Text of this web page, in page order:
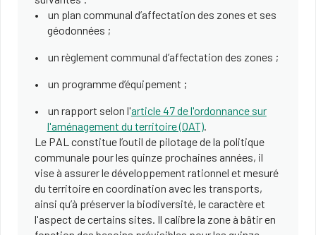
un plan communal d’affectation des zones et ses
géodonnées ;
un règlement communal d’affectation des zones ;
un programme d’équipement ;
un rapport selon l'article 47 de l'ordonnance sur
l'aménagement du territoire (OAT).
Le PAL constitue l’outil de pilotage de la politique
communale pour les quinze prochaines années, il
vise à assurer le développement rationnel et mesuré
du territoire en coordination avec les transports,
ainsi qu’à préserver la biodiversité, le caractère et
l'aspect de certains sites. Il calibre la zone à bâtir en